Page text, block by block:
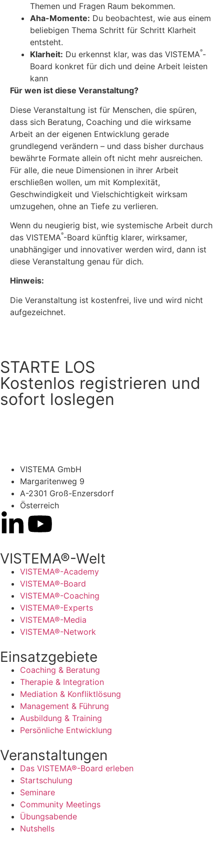
Themen und Fragen Raum bekommen.
Aha-Momente: Du beobachtest, wie aus einem
beliebigen Thema Schritt für Schritt Klarheit
entsteht.
Klarheit: Du erkennst klar, was das VISTEMA®-
Board konkret für dich und deine Arbeit leisten
kann
Für wen ist diese Veranstaltung?
Diese Veranstaltung ist für Menschen, die spüren,
dass sich Beratung, Coaching und die wirksame
Arbeit an der eigenen Entwicklung gerade
grundlegend verändern – und dass bisher durchaus
bewährte Formate allein oft nicht mehr ausreichen.
Für alle, die neue Dimensionen in ihrer Arbeit
erschließen wollen, um mit Komplexität,
Geschwindigkeit und Vielschichtigkeit wirksam
umzugehen, ohne an Tiefe zu verlieren.
Wenn du neugierig bist, wie systemische Arbeit durch
das VISTEMA®-Board künftig klarer, wirksamer,
unabhängiger und innovativer werden wird, dann ist
diese Veranstaltung genau für dich.
Hinweis:
Die Veranstaltung ist kostenfrei, live und wird nicht
aufgezeichnet.
STARTE LOS
Kostenlos registrieren und
sofort loslegen
VISTEMA GmbH
Margaritenweg 9
A-2301 Groß-Enzersdorf
Österreich
VISTEMA®-Welt
VISTEMA®-Academy
VISTEMA®-Board
VISTEMA®-Coaching
VISTEMA®-Experts
VISTEMA®-Media
VISTEMA®-Network
Einsatzgebiete
Coaching & Beratung
Therapie & Integration
Mediation & Konfliktlösung
Management & Führung
Ausbildung & Training
Persönliche Entwicklung
Veranstaltungen
Das VISTEMA®-Board erleben
Startschulung
Seminare
Community Meetings
Übungsabende
Nutshells